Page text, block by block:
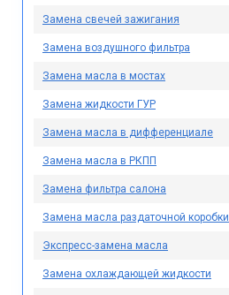
Замена свечей зажигания
Замена воздушного фильтра
Замена масла в мостах
Замена жидкости ГУР
Замена масла в дифференциале
Замена масла в РКПП
Замена фильтра салона
Замена масла раздаточной коробки
Экспресс-замена масла
Замена охлаждающей жидкости